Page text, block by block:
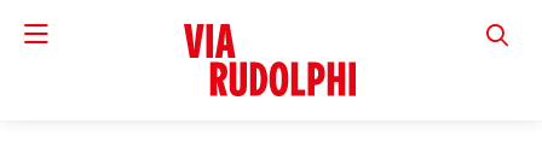
VIA